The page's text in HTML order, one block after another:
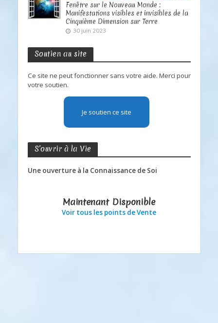
Fenêtre sur le Nouveau Monde :
Manifestations visibles et invisibles de la
Cinquième Dimension sur Terre
30 juin 2023
Soutien au site
Ce site ne peut fonctionner sans votre aide. Merci pour
votre soutien.
Je soutien ce site
S’ouvrir à la Vie
Une ouverture à la Connaissance de Soi
Maintenant Disponible
Voir tous les points de Vente